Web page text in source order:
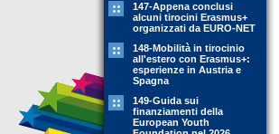
147-Appena conclusi
alcuni tirocini Erasmus+
organizzati da EURO-NET
148-Mobilità in tirocinio
all'estero con Erasmus+:
esperienze in Austria e
Spagna
149-Guida sui
finanziamenti della
European Youth